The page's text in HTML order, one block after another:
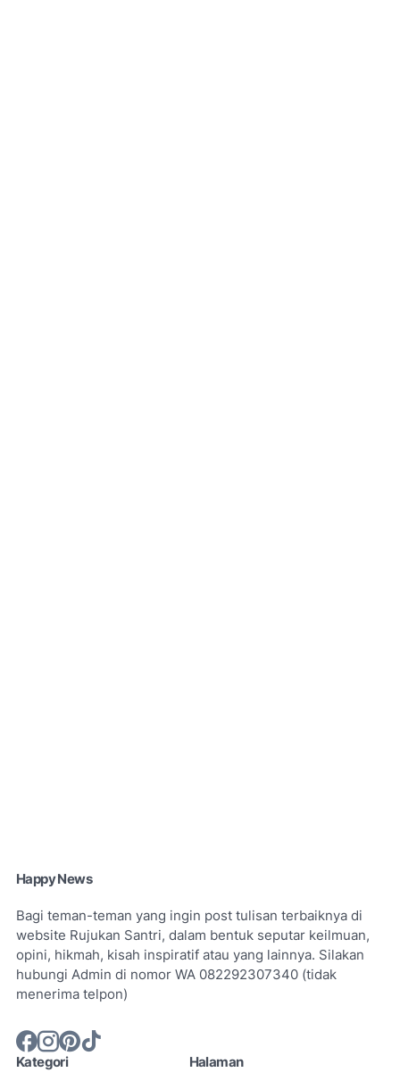
Happy News
Bagi teman-teman yang ingin post tulisan terbaiknya di
website Rujukan Santri, dalam bentuk seputar keilmuan,
opini, hikmah, kisah inspiratif atau yang lainnya. Silakan
hubungi Admin di nomor WA 082292307340 (tidak
menerima telpon)
Kategori Halaman